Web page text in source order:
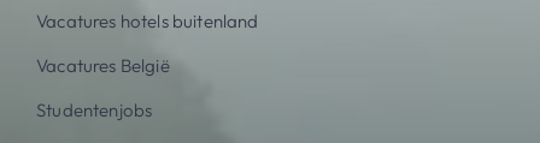
Vacatures hotels buitenland
Vacatures België
Studentenjobs